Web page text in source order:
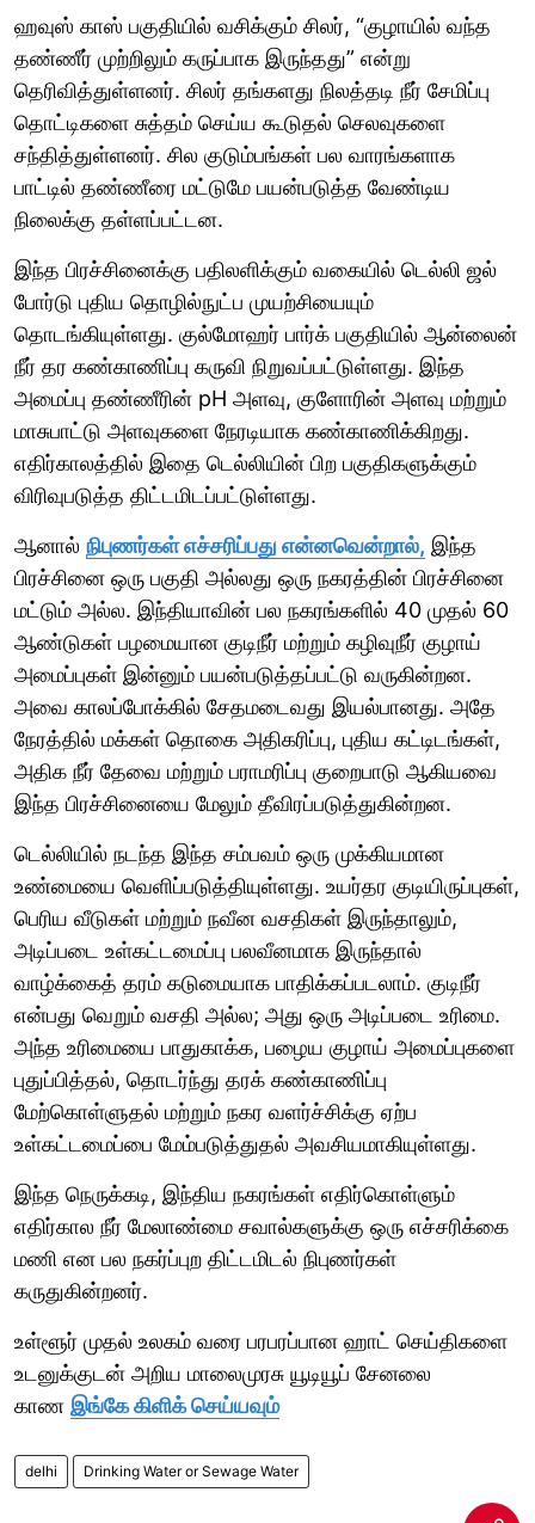
ஹவுஸ் காஸ் பகுதியில் வசிக்கும் சிலர், “குழாயில் வந்த
தண்ணீர் முற்றிலும் கருப்பாக இருந்தது” என்று
தெரிவித்துள்ளனர். சிலர் தங்களது நிலத்தடி நீர் சேமிப்பு
தொட்டிகளை சுத்தம் செய்ய கூடுதல் செலவுகளை
சந்தித்துள்ளனர். சில குடும்பங்கள் பல வாரங்களாக
பாட்டில் தண்ணீரை மட்டுமே பயன்படுத்த வேண்டிய
நிலைக்கு தள்ளப்பட்டன.
இந்த பிரச்சினைக்கு பதிலளிக்கும் வகையில் டெல்லி ஜல்
போர்டு புதிய தொழில்நுட்ப முயற்சியையும்
தொடங்கியுள்ளது. குல்மோஹர் பார்க் பகுதியில் ஆன்லைன்
நீர் தர கண்காணிப்பு கருவி நிறுவப்பட்டுள்ளது. இந்த
அமைப்பு தண்ணீரின் pH அளவு, குளோரின் அளவு மற்றும்
மாசுபாட்டு அளவுகளை நேரடியாக கண்காணிக்கிறது.
எதிர்காலத்தில் இதை டெல்லியின் பிற பகுதிகளுக்கும்
விரிவுபடுத்த திட்டமிடப்பட்டுள்ளது.
ஆனால் நிபுணர்கள் எச்சரிப்பது என்னவென்றால், இந்த
பிரச்சினை ஒரு பகுதி அல்லது ஒரு நகரத்தின் பிரச்சினை
மட்டும் அல்ல. இந்தியாவின் பல நகரங்களில் 40 முதல் 60
ஆண்டுகள் பழமையான குடிநீர் மற்றும் கழிவுநீர் குழாய்
அமைப்புகள் இன்னும் பயன்படுத்தப்பட்டு வருகின்றன.
அவை காலப்போக்கில் சேதமடைவது இயல்பானது. அதே
நேரத்தில் மக்கள் தொகை அதிகரிப்பு, புதிய கட்டிடங்கள்,
அதிக நீர் தேவை மற்றும் பராமரிப்பு குறைபாடு ஆகியவை
இந்த பிரச்சினையை மேலும் தீவிரப்படுத்துகின்றன.
டெல்லியில் நடந்த இந்த சம்பவம் ஒரு முக்கியமான
உண்மையை வெளிப்படுத்தியுள்ளது. உயர்தர குடியிருப்புகள்,
பெரிய வீடுகள் மற்றும் நவீன வசதிகள் இருந்தாலும்,
அடிப்படை உள்கட்டமைப்பு பலவீனமாக இருந்தால்
வாழ்க்கைத் தரம் கடுமையாக பாதிக்கப்படலாம். குடிநீர்
என்பது வெறும் வசதி அல்ல; அது ஒரு அடிப்படை உரிமை.
அந்த உரிமையை பாதுகாக்க, பழைய குழாய் அமைப்புகளை
புதுப்பித்தல், தொடர்ந்து தரக் கண்காணிப்பு
மேற்கொள்ளுதல் மற்றும் நகர வளர்ச்சிக்கு ஏற்ப
உள்கட்டமைப்பை மேம்படுத்துதல் அவசியமாகியுள்ளது.
இந்த நெருக்கடி, இந்திய நகரங்கள் எதிர்கொள்ளும்
எதிர்கால நீர் மேலாண்மை சவால்களுக்கு ஒரு எச்சரிக்கை
மணி என பல நகர்ப்புற திட்டமிடல் நிபுணர்கள்
கருதுகின்றனர்.
உள்ளூர் முதல் உலகம் வரை பரபரப்பான ஹாட் செய்திகளை
உடனுக்குடன் அறிய மாலைமுரசு யூடியூப் சேனலை
காண இங்கே கிளிக் செய்யவும்
delhi Drinking Water or Sewage Water